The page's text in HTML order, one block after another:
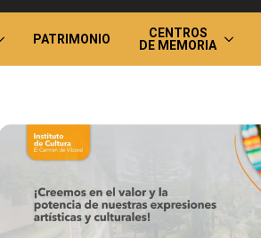
PATRIMONIO
CENTROS
DE MEMORIA